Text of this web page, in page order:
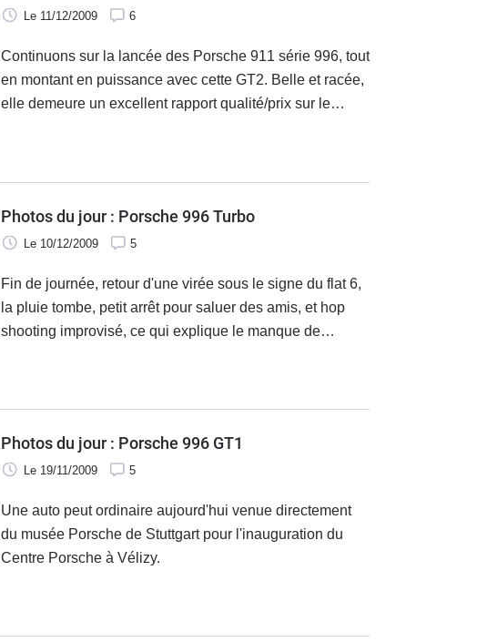
Le 11/12/2009 6
Continuons sur la lancée des Porsche 911 série 996, tout
en montant en puissance avec cette GT2. Belle et racée,
elle demeure un excellent rapport qualité/prix sur le
Photos du jour : Porsche 996 Turbo
Le 10/12/2009 5
Fin de journée, retour d'une virée sous le signe du flat 6,
la pluie tombe, petit arrêt pour saluer des amis, et hop
shooting improvisé, ce qui explique le manque de
Photos du jour : Porsche 996 GT1
Le 19/11/2009 5
Une auto peut ordinaire aujourd'hui venue directement
du musée Porsche de Stuttgart pour l'inauguration du
Centre Porsche à Vélizy.